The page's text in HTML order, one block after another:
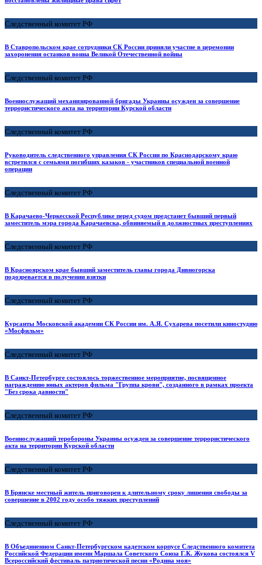
Следственный комитет РФ
В Ставропольском крае сотрудники СК России приняли участие в церемонии
захоронения останков воина Великой Отечественной войны
Следственный комитет РФ
Военнослужащий механизированной бригады Украины осужден за совершение
террористического акта на территории Курской области
Следственный комитет РФ
Руководитель следственного управления СК России по Краснодарскому краю
встретился с семьями погибших казаков - участников специальной военной
операции
Следственный комитет РФ
В Карачаево-Черкесской Республике перед судом предстанет бывший первый
заместитель мэра города Карачаевска, обвиняемый в должностных преступлениях
Следственный комитет РФ
В Красноярском крае бывший заместитель главы города Дивногорска
подозревается в получении взятки
Следственный комитет РФ
Курсанты Московской академии СК России им. А.Я. Сухарева посетили киностудию
«Мосфильм»
Следственный комитет РФ
В Санкт-Петербурге состоялось торжественное мероприятие, посвященное
награждению юных актеров фильма "Группа крови", созданного в рамках проекта
"Без срока давности"
Следственный комитет РФ
Военнослужащий теробороны Украины осужден за совершение террористического
акта на территории Курской области
Следственный комитет РФ
В Брянске местный житель приговорен к длительному сроку лишения свободы за
совершение в 2002 году особо тяжких преступлений
Следственный комитет РФ
В Объединенном Санкт-Петербургском кадетском корпусе Следственного комитета
Российской Федерации имени Маршала Советского Союза Г.К. Жукова состоялся V
Всероссийский фестиваль патриотической песни «Родина моя»